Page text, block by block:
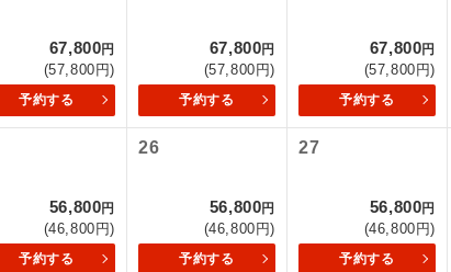
67,800円
(57,800円)
予約する
67,800円
(57,800円)
予約する
67,800円
(57,800円)
予約する
56,800円
(46,800円)
予約する
26
56,800円
(46,800円)
予約する
27
56,800円
(46,800円)
予約する
初登場のコースです。
ユネスコに登録されている文化遺産や自然遺産
スです。
温泉地にも宿泊するコースです。